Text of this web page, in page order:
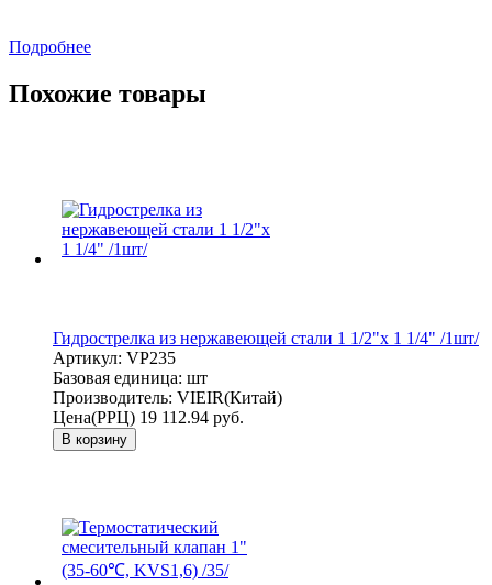
Подробнее
Похожие товары
Гидрострелка из нержавеющей стали 1 1/2"x 1 1/4" /1шт/
Артикул: VP235
Базовая единица: шт
Производитель: VIEIR(Китай)
Цена(РРЦ) 19 112.94 руб.
В корзину